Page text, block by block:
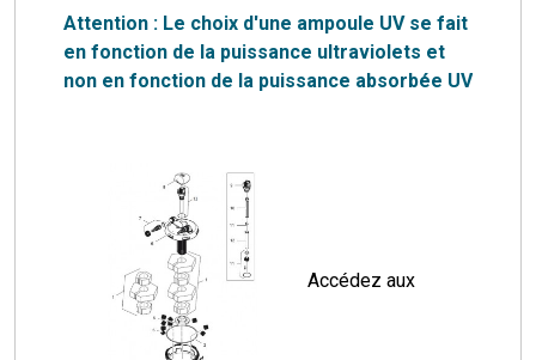
Attention : Le choix d'une ampoule UV se fait
en fonction de la puissance ultraviolets et
non en fonction de la puissance absorbée UV
Accédez aux